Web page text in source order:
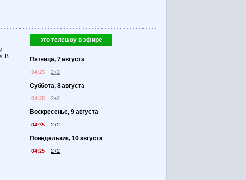
В
это телешоу в эфире
Пятница, 7 августа
04:25 2+2
Суббота, 8 августа
04:25 2+2
Воскресенье, 9 августа
04:35 2+2
Понедельник, 10 августа
04:25 2+2